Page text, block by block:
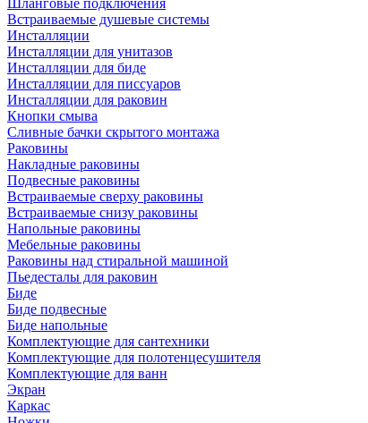
Шланговые подключения
Встраиваемые душевые системы
Инсталляции
Инсталляции для унитазов
Инсталляции для биде
Инсталляции для писсуаров
Инсталляции для раковин
Кнопки смыва
Сливные бачки скрытого монтажа
Раковины
Накладные раковины
Подвесные раковины
Встраиваемые сверху раковины
Встраиваемые снизу раковины
Напольные раковины
Мебельные раковины
Раковины над стиральной машиной
Пьедесталы для раковин
Биде
Биде подвесные
Биде напольные
Комплектующие для сантехники
Комплектующие для полотенцесушителя
Комплектующие для ванн
Экран
Каркас